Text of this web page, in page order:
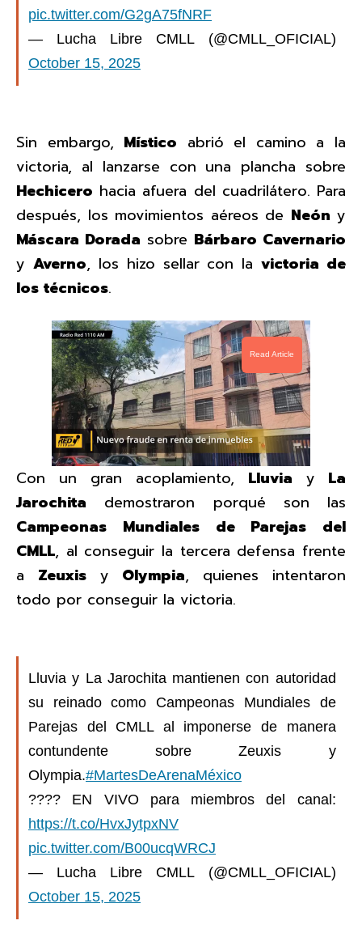
pic.twitter.com/G2gA75fNRF
— Lucha Libre CMLL (@CMLL_OFICIAL)
October 15, 2025
Sin embargo, Místico abrió el camino a la
victoria, al lanzarse con una plancha sobre
Hechicero hacia afuera del cuadrilátero. Para
después, los movimientos aéreos de Neón y
Máscara Dorada sobre Bárbaro Cavernario
y Averno, los hizo sellar con lavictoria de
los técnicos.
Read Article
Con un gran acoplamiento, Lluvia y La
Jarochita demostraron porqué son las
Campeonas Mundiales de Parejas del
CMLL, al conseguir la tercera defensa frente
a Zeuxisy Olympia, quienes intentaron
todo por conseguir la victoria.
Lluvia y La Jarochita mantienen con autoridad
su reinado como Campeonas Mundiales de
Parejas del CMLL al imponerse de manera
contundente sobre Zeuxis y
Olympia.#MartesDeArenaMéxico
???? EN VIVO para miembros del canal:
https://t.co/HvxJytpxNV
pic.twitter.com/B00ucqWRCJ
— Lucha Libre CMLL (@CMLL_OFICIAL)
October 15, 2025